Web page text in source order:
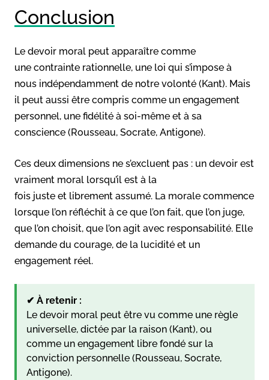
Conclusion
Le devoir moral peut apparaître comme
une contrainte rationnelle, une loi qui s’impose à
nous indépendamment de notre volonté (Kant). Mais
il peut aussi être compris comme un engagement
personnel, une fidélité à soi-même et à sa
conscience (Rousseau, Socrate, Antigone).
Ces deux dimensions ne s’excluent pas : un devoir est
vraiment moral lorsqu’il est à la
fois juste et librement assumé. La morale commence
lorsque l’on réfléchit à ce que l’on fait, que l’on juge,
que l’on choisit, que l’on agit avec responsabilité. Elle
demande du courage, de la lucidité et un
engagement réel.
✔ À retenir :
Le devoir moral peut être vu comme une règle
universelle, dictée par la raison (Kant), ou
comme un engagement libre fondé sur la
conviction personnelle (Rousseau, Socrate,
Antigone).